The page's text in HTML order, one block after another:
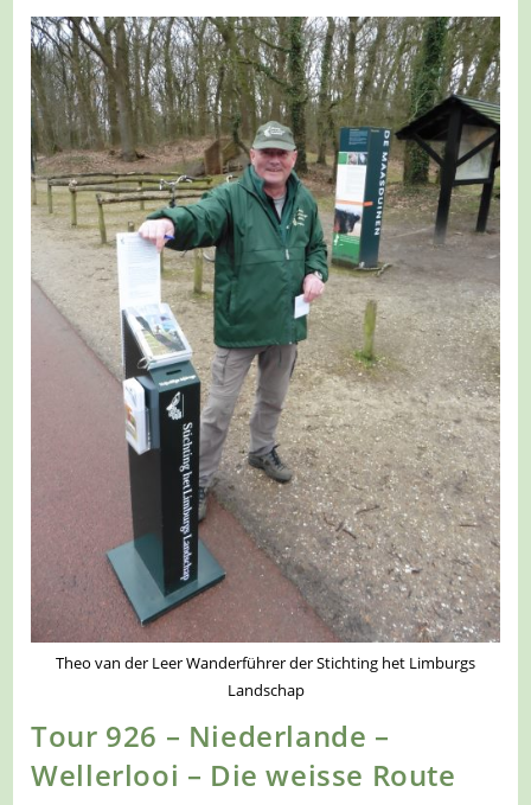
–
Wellerlooi
–
Die
Grüne
Route
Theo van der Leer Wanderführer der Stichting het Limburgs
Landschap
Tour 926 – Niederlande –
Wellerlooi – Die weisse Route